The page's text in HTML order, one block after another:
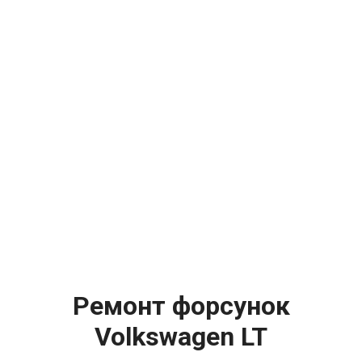
Ремонт форсунок
Volkswagen LT